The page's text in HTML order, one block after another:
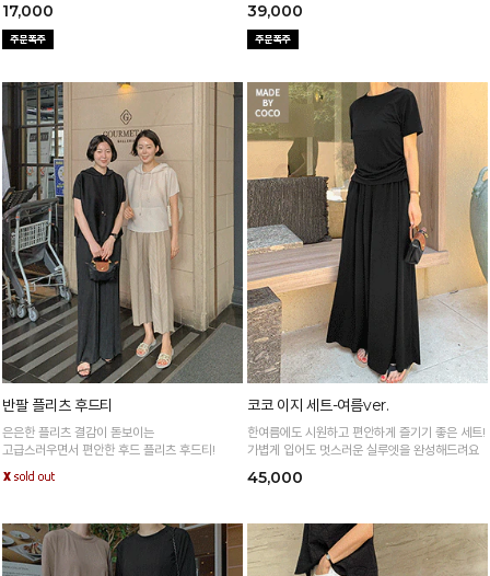
17,000 39,000
반팔 플리츠 후드티
은은한 플리츠 결감이 돋보이는
고급스러우면서 편안한 후드 플리츠 후드티!
코코 이지 세트-여름ver.
한여름에도 시원하고 편안하게 즐기기 좋은 세트!
가볍게 입어도 멋스러운 실루엣을 완성해드려요
45,000